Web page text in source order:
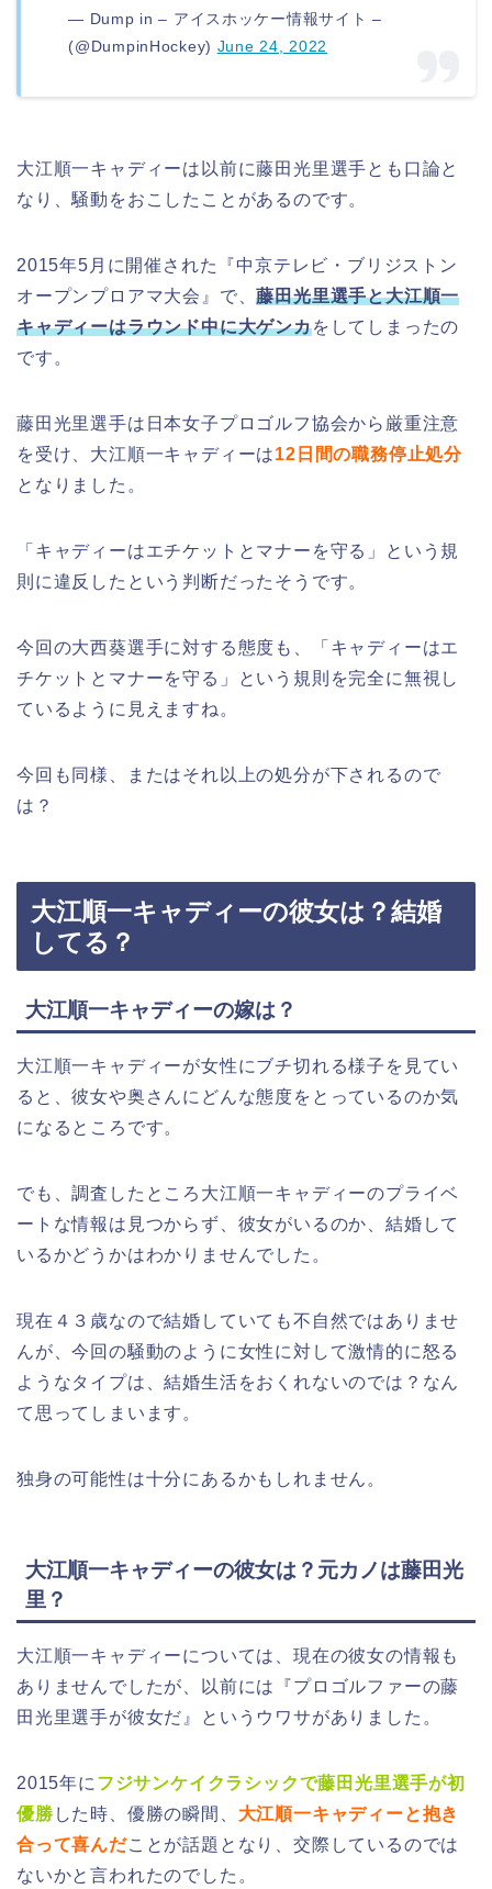
— Dump in – アイスホッケー情報サイト –
(@DumpinHockey) June 24, 2022
大江順一キャディーは以前に藤田光里選手とも口論と
なり、騒動をおこしたことがあるのです。
2015年5月に開催された『中京テレビ・ブリジストン
オープンプロアマ大会』で、藤田光里選手と大江順一
キャディーはラウンド中に大ゲンカをしてしまったの
です。
藤田光里選手は日本女子プロゴルフ協会から厳重注意
を受け、大江順一キャディーは12日間の職務停止処分
となりました。
「キャディーはエチケットとマナーを守る」という規
則に違反したという判断だったそうです。
今回の大西葵選手に対する態度も、「キャディーはエ
チケットとマナーを守る」という規則を完全に無視し
ているように見えますね。
今回も同様、またはそれ以上の処分が下されるので
は？
大江順一キャディーの彼女は？結婚
してる？
大江順一キャディーの嫁は？
大江順一キャディーが女性にブチ切れる様子を見てい
ると、彼女や奥さんにどんな態度をとっているのか気
になるところです。
でも、調査したところ大江順一キャディーのプライベ
ートな情報は見つからず、彼女がいるのか、結婚して
いるかどうかはわかりませんでした。
現在４３歳なので結婚していても不自然ではありませ
んが、今回の騒動のように女性に対して激情的に怒る
ようなタイプは、結婚生活をおくれないのでは？なん
て思ってしまいます。
独身の可能性は十分にあるかもしれません。
大江順一キャディーの彼女は？元カノは藤田光
里？
大江順一キャディーについては、現在の彼女の情報も
ありませんでしたが、以前には『プロゴルファーの藤
田光里選手が彼女だ』というウワサがありました。
2015年に フジサンケイクラシックで藤田光里選手が初
優勝 した時、優勝の瞬間、 大江順一キャディーと抱き
合って喜んだことが話題となり、交際しているのでは
ないかと言われたのでした。